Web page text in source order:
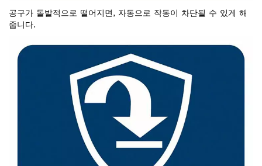
공구가 돌발적으로 떨어지면, 자동으로 작동이 차단될 수 있게 해
줍니다.